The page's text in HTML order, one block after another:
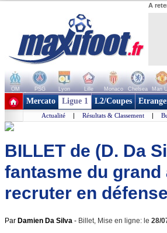
A
OM PSG Lyon Lille Monaco Chelsea Man
+ de clubs
Mercato Ligue 1 L2/Coupes
Actualité | Résultats & Classement |
BILLET de (D. Da
fantasme du
recruter en
Par Damien Da Silva - Billet, Mise en ligne: le 28/